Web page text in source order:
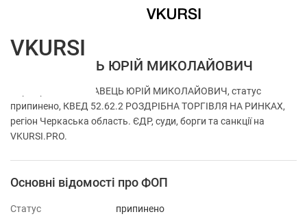
ФОП КРАВЕЦЬ ЮРІЙ МИКОЛАЙОВИЧ
Перевірка ФОП КРАВЕЦЬ ЮРІЙ МИКОЛАЙОВИЧ, статус
припинено, КВЕД 52.62.2 РОЗДРІБНА ТОРГІВЛЯ НА РИНКАХ,
регіон Черкаська область. ЄДР, суди, борги та санкції на
VKURSI.PRO.
Основні відомості про ФОП
Статус
припинено
VKURSI